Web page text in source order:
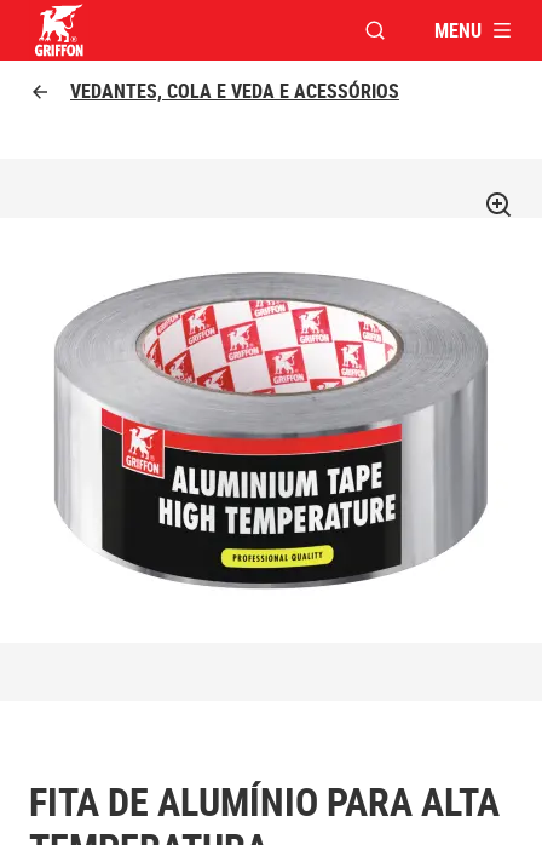
ABRIR JANELA
MENU
VEDANTES, COLA E VEDA E ACESSÓRIOS
FITA DE ALUMÍNIO PARA ALTA